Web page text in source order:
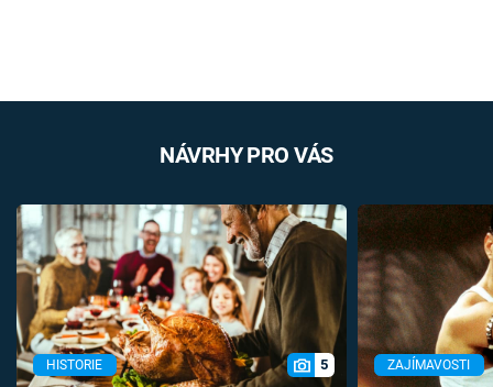
NÁVRHY PRO VÁS
HISTORIE 5 ZAJÍMAVOSTI